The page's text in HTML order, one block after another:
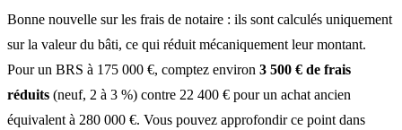
Bonne nouvelle sur les frais de notaire : ils sont calculés uniquement
sur la valeur du bâti, ce qui réduit mécaniquement leur montant.
Pour un BRS à 175 000 €, comptez environ 3 500 € de frais
réduits (neuf, 2 à 3 %) contre 22 400 € pour un achat ancien
équivalent à 280 000 €. Vous pouvez approfondir ce point dans